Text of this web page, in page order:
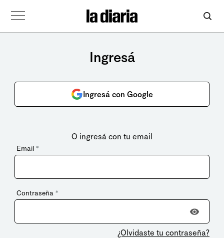
Ingresá
Ingresá con Google
O ingresá con tu email
Email *
Contraseña *
¿Olvidaste tu contraseña?